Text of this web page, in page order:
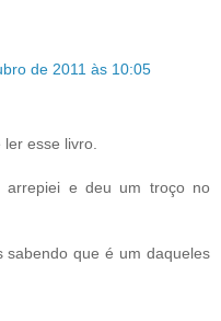
de 2011 às 10:05
esse livro.
e deu um troço no
sabendo que é um daqueles